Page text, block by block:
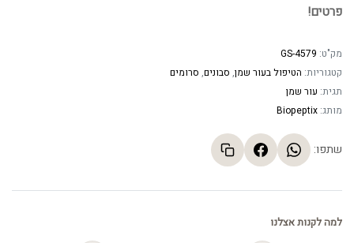
פרטים!
מק"ט: GS-4579
קטגוריות: הטיפול בעור שמן, סבונים, סרומים
תגית: עור שמן
מותג: Biopeptix
שתפו:
למה לקנות אצלנו